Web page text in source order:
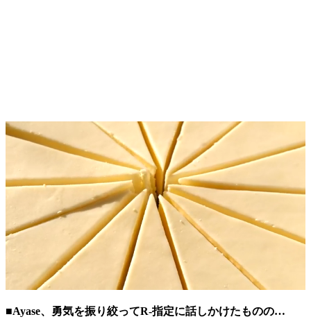
■Ayase、勇気を振り絞ってR-指定に話しかけたものの…